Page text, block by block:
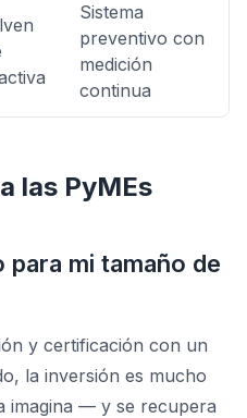
Sistema
preventivo con
medición
continua
las PyMEs
para mi tamaño de
y certificación con un
la inversión es mucho
imagina — y se recupera